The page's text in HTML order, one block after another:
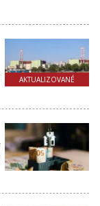
AKTUALIZOVANÉ